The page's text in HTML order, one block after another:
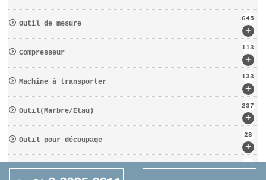
+
Outil de mesure
645
+
Compresseur
113
+
Machine à transporter
133
+
Outil(Marbre/Etau)
237
+
Outil pour découpage
28
D′OUTILS COUPANTS
162